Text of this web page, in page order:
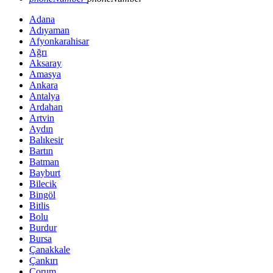
Adana
Adıyaman
Afyonkarahisar
Ağrı
Aksaray
Amasya
Ankara
Antalya
Ardahan
Artvin
Aydın
Balıkesir
Bartın
Batman
Bayburt
Bilecik
Bingöl
Bitlis
Bolu
Burdur
Bursa
Çanakkale
Çankırı